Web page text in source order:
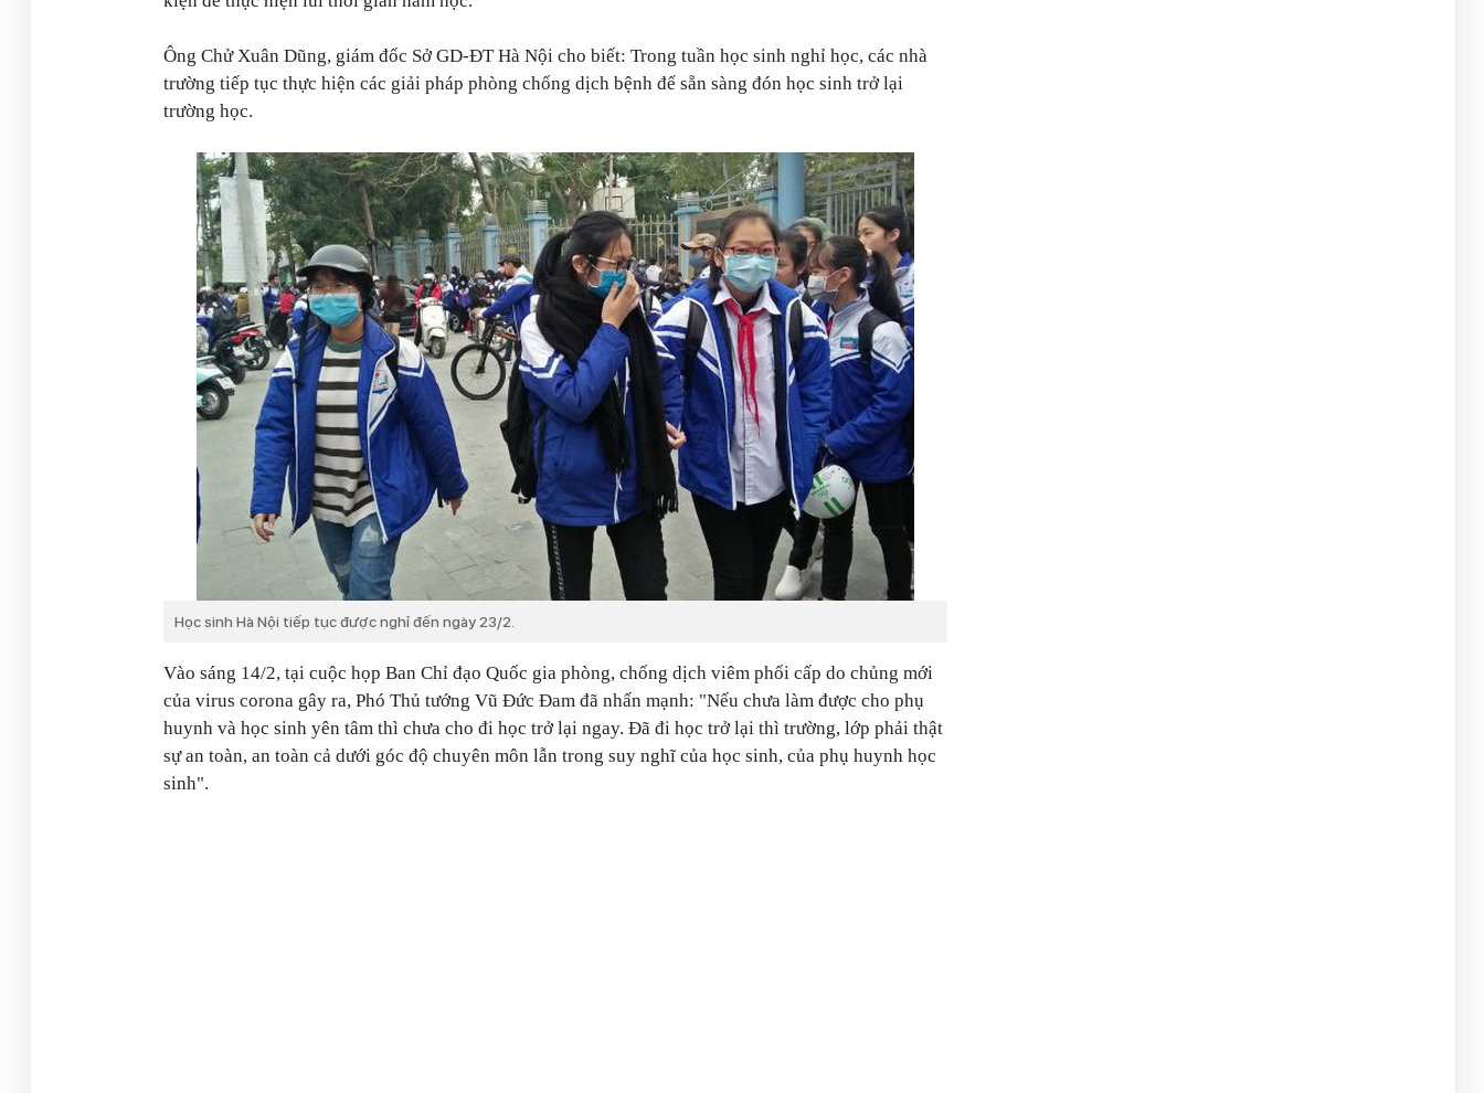
Ông Chử Xuân Dũng, giám đốc Sở GD-ĐT Hà Nội cho biết: Trong tuần học sinh nghỉ học, các nhà
trường tiếp tục thực hiện các giải pháp phòng chống dịch bệnh để sẵn sàng đón học sinh trở lại
trường học.
Học sinh Hà Nội tiếp tục được nghỉ đến ngày 23/2.
Vào sáng 14/2, tại cuộc họp Ban Chỉ đạo Quốc gia phòng, chống dịch viêm phổi cấp do chủng mới
của virus corona gây ra, Phó Thủ tướng Vũ Đức Đam đã nhấn mạnh: "Nếu chưa làm được cho phụ
huynh và học sinh yên tâm thì chưa cho đi học trở lại ngay. Đã đi học trở lại thì trường, lớp phải thật
sự an toàn, an toàn cả dưới góc độ chuyên môn lẫn trong suy nghĩ của học sinh, của phụ huynh học
sinh".